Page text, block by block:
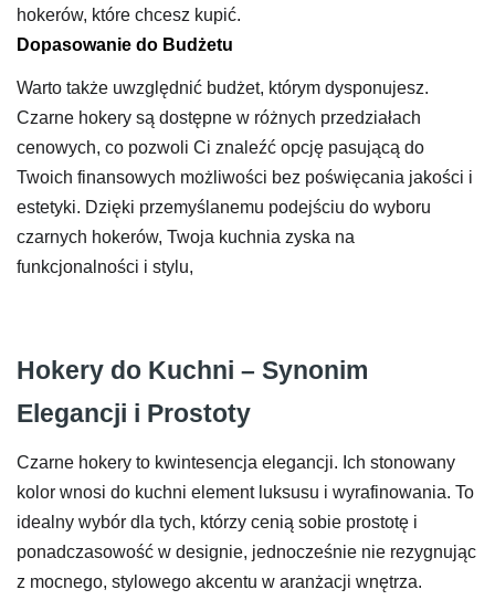
hokerów, które chcesz kupić.
Dopasowanie do Budżetu
Warto także uwzględnić budżet, którym dysponujesz.
Czarne hokery są dostępne w różnych przedziałach
cenowych, co pozwoli Ci znaleźć opcję pasującą do
Twoich finansowych możliwości bez poświęcania jakości i
estetyki. Dzięki przemyślanemu podejściu do wyboru
czarnych hokerów, Twoja kuchnia zyska na
funkcjonalności i stylu,
Hokery do Kuchni – Synonim
Elegancji i Prostoty
Czarne hokery to kwintesencja elegancji. Ich stonowany
kolor wnosi do kuchni element luksusu i wyrafinowania. To
idealny wybór dla tych, którzy cenią sobie prostotę i
ponadczasowość w designie, jednocześnie nie rezygnując
z mocnego, stylowego akcentu w aranżacji wnętrza.